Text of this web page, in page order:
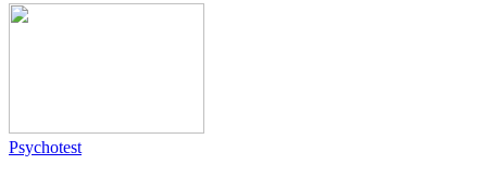
Psychotest